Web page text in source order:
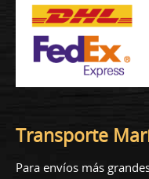
Transporte
Para envíos más